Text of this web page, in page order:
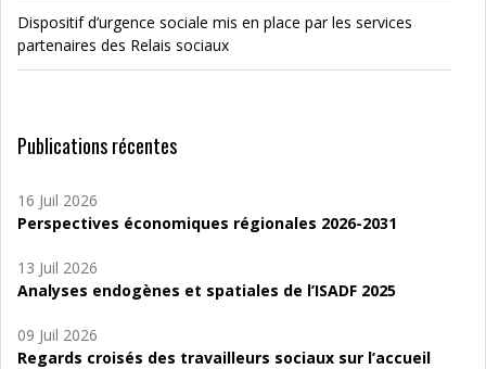
Dispositif d’urgence sociale mis en place par les services
partenaires des Relais sociaux
Publications récentes
16 Juil 2026
Perspectives économiques régionales 2026-2031
13 Juil 2026
Analyses endogènes et spatiales de l’ISADF 2025
09 Juil 2026
Regards croisés des travailleurs sociaux sur l’accueil